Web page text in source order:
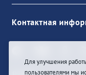
Контактная
Для улучшения
пользователями мы